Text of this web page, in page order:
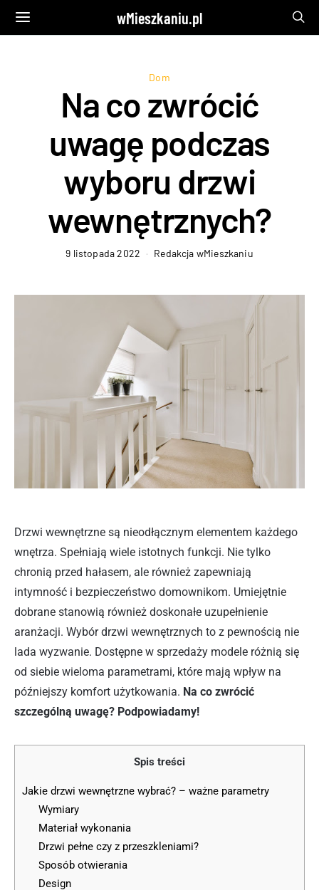
wMieszkaniu.pl
Dom
Na co zwrócić
uwagę podczas
wyboru drzwi
wewnętrznych?
9 listopada 2022 Redakcja wMieszkaniu
Drzwi wewnętrzne są nieodłącznym elementem każdego
wnętrza. Spełniają wiele istotnych funkcji. Nie tylko
chronią przed hałasem, ale również zapewniają
intymność i bezpieczeństwo domownikom. Umiejętnie
dobrane stanowią również doskonałe uzupełnienie
aranżacji. Wybór drzwi wewnętrznych to z pewnością nie
lada wyzwanie. Dostępne w sprzedaży modele różnią się
od siebie wieloma parametrami, które mają wpływ na
późniejszy komfort użytkowania. Na co zwrócić
szczególną uwagę? Podpowiadamy!
Spis treści
Jakie drzwi wewnętrzne wybrać? – ważne parametry
Wymiary
Materiał wykonania
Drzwi pełne czy z przeszkleniami?
Sposób otwierania
Design